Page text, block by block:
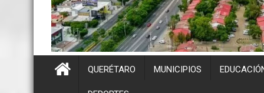
QUERÉTARO MUNICIPIOS